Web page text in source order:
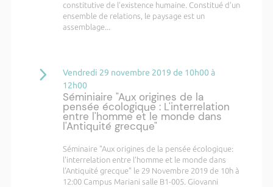
constitutive de l’existence humaine. Constitué d’un
ensemble de relations, le paysage est un
assemblage...
Vendredi 29 novembre 2019 de 10h00 à
12h00
Séminiaire "Aux origines de la
pensée écologique : L'interrelation
entre l'homme et le monde dans
l'Antiquité grecque"
Séminaire "Aux origines de la pensée écologique:
l'interrelation entre l'homme et le monde dans
l'Antiquité grecque" le 29 Novembre 2019 de 10h à
12:00 Campus Mariani salle B1-005. Giovanni